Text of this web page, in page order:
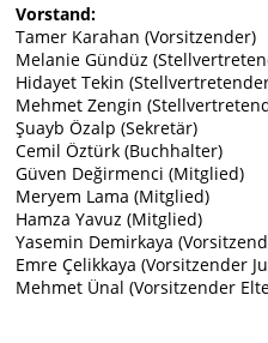
Vorstand:
Tamer Karahan (Vorsitzender)
Melanie Gündüz
Hidayet Tekin
Mehmet Zengin
Şuayb Özalp (Sekretär)
Cemil Öztürk (Buchhalter)
Güven Değirmenci (Mitglied)
Meryem Lama (Mitglied)
Hamza Yavuz (Mitglied)
Yasemin Demirkaya
Emre Çelikkaya (Vorsitzender
Mehmet Ünal (Vorsitzender